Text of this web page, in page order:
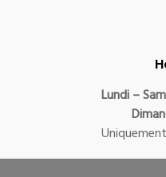
Lundi –